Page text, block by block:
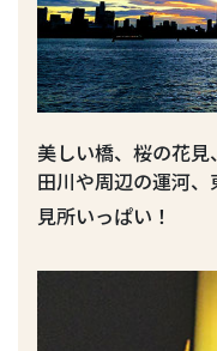
美しい橋、桜の花
田川や周辺の運河、
見所いっぱい！